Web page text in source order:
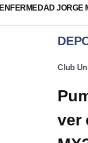
ENFERMEDAD JORGE
Club
ver